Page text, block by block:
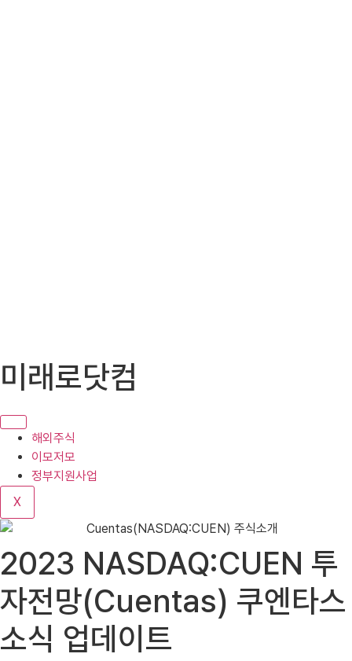
텐
로
기
미래로닷컴
해외주식
이모저모
정부지원사업
X
2023 NASDAQ:CUEN 투
자전망(Cuentas) 쿠엔타스
소식 업데이트